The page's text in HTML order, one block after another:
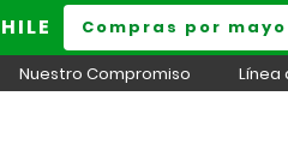
Compras por
Nuestro Compromiso Línea